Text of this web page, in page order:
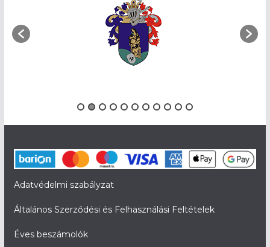
Adatvédelmi szabályzat
Általános Szerződési és Felhasználási Feltételek
Éves beszámolók